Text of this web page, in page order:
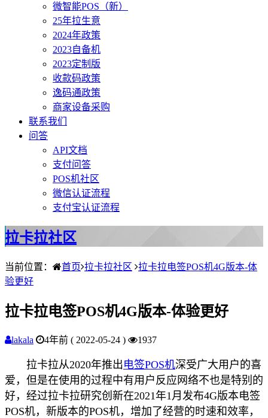
微智能POS（新）
25年拉生意
2024年政策
2023自备机
2023定制版
收款码政策
逸码通政策
商家设备采购
联系我们
问答
API文档
支付问答
POS机社区
微信认证流程
支付宝认证流程
拉卡拉社区
当前位置： 首页 拉卡拉社区
拉卡拉电签POS机4G版本-体
验更好
拉卡拉电签POS机4G版本-体验更好
lakala 4年前 ( 2022-05-24 ) 1937
拉卡拉从2020年推出电签POS机深受广大用户的喜
爱，但是在使用的过程中有用户反应网络不也是特别的
好，经过拉卡拉研究创新在2021年1月发布4G版本电签
POS机，新版本的POS机，增加了经营的时速和效率，